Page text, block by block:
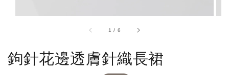
1 / 6
鉤針花邊透膚針織長裙